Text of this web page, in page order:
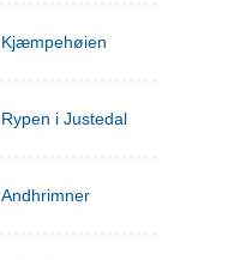
Kjæmpehøien
Rypen i Justedal
Andhrimner